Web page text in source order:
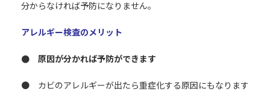
分からなければ予防になりません。
アレルギー検査のメリット
● 原因が分かれば予防ができます
● カビのアレルギーが出たら重症化する原因にもなります